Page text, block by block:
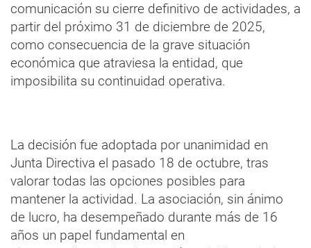
comunicación su cierre definitivo de actividades, a
partir del próximo 31 de diciembre de 2025,
como consecuencia de la grave situación
económica que atraviesa la entidad, que
imposibilita su continuidad operativa.
La decisión fue adoptada por unanimidad en
Junta Directiva el pasado 18 de octubre, tras
valorar todas las opciones posibles para
mantener la actividad. La asociación, sin ánimo
de lucro, ha desempeñado durante más de 16
años un papel fundamental en